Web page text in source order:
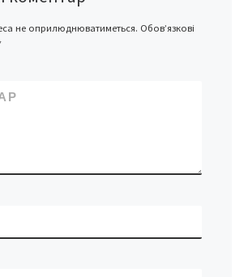
не оприлюднюватиметься. Обов’язкові